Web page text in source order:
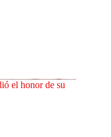
el honor de su